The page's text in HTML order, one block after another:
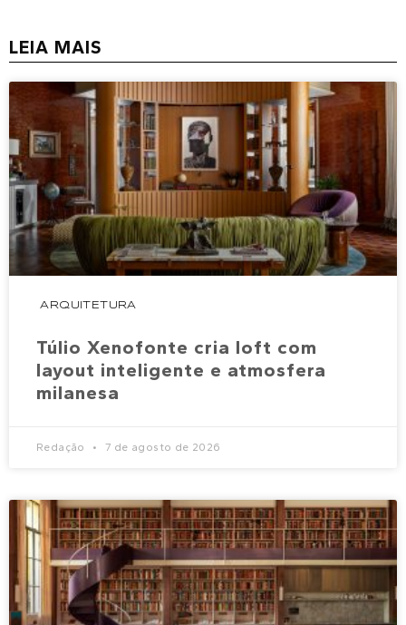
LEIA MAIS
ARQUITETURA
Túlio Xenofonte cria loft com
layout inteligente e atmosfera
milanesa
Redação 7 de agosto de 2026